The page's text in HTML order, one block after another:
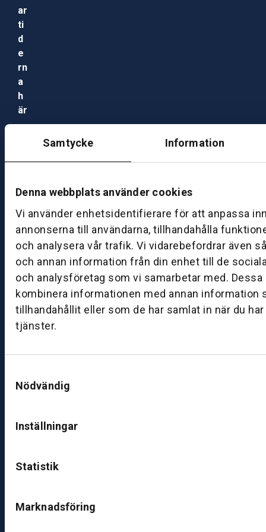
Samtycke Information
Denna webbplats använder cookies
Vi använder enhetsidentifierare för att anpassa
annonserna till användarna, tillhandahålla
och analysera vår trafik. Vi vidarebefordrar även
och annan information från din enhet till de
och analysföretag som vi samarbetar med. Dessa
kombinera informationen med annan information
tillhandahållit eller som de har samlat in när du
tjänster.
Nödvändig
Inställningar
Statistik
Marknadsföring
ar
ti
d
e
rn
a
h
är
p
ti
d
r
V
e
rk
st
a
d
M
g
fr
a
8: